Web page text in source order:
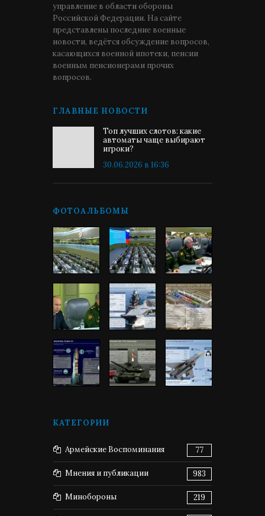
управление в области обороны
Российской Федерации. На сайте
представлены последние военные
новости, ведётся обсуждение вопросов,
касающихся военной ипотеки, пенсии
военным пенсионерами прочих
вопросов.
ГЛАВНЫЕ НОВОСТИ
Топ лучших слотов: какие
автоматы чаще выбирают
игроки?
30.06.2026 в 16:36
ФОТОАЛЬБОМЫ
КАТЕГОРИИ
Армейские Воспоминания 77
Мнения и публикации 983
Минобороны 219